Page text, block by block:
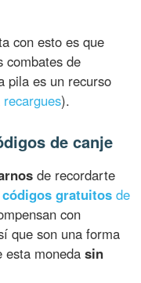
con esto es que
combates de
pila es un recurso
recargues).
de canje
de recordarte
códigos gratuitos de
con
que son una forma
esta monedasin